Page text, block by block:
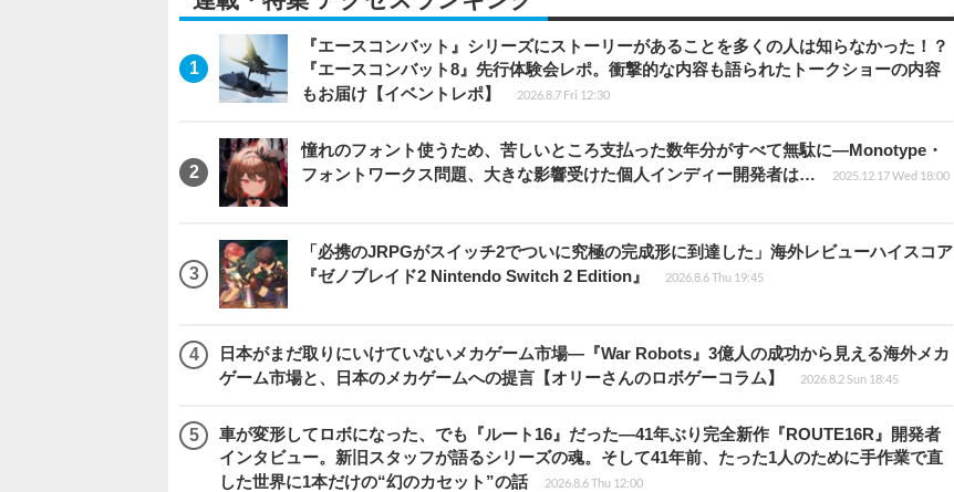
『エースコンバット』シリーズにストーリーがあることを多くの人は知らなかった！？
『エースコンバット8』先行体験会レポ。衝撃的な内容も語られたトークショーの内容
もお届け【イベントレポ】
2026.8.7 Fri 12:30
憧れのフォント使うため、苦しいところ支払った数年分がすべて無駄に―Monotype・
フォントワークス問題、大きな影響受けた個人インディー開発者は…
2025.12.17 Wed 18:00
「必携のJRPGがスイッチ2でついに究極の完成形に到達した」海外レビューハイスコア
『ゼノブレイド2 Nintendo Switch 2 Edition』
2026.8.6 Thu 19:45
日本がまだ取りにいけていないメカゲーム市場―『War Robots』3億人の成功から見える海外メカ
ゲーム市場と、日本のメカゲームへの提言【オリーさんのロボゲーコラム】
2026.8.2 Sun 18:45
車が変形してロボになった、でも『ルート16』だった―41年ぶり完全新作『ROUTE16R』開発者
インタビュー。新旧スタッフが語るシリーズの魂。そして41年前、たった1人のために手作業で直
した世界に1本だけの“幻のカセット”の話
2026.8.6 Thu 12:00